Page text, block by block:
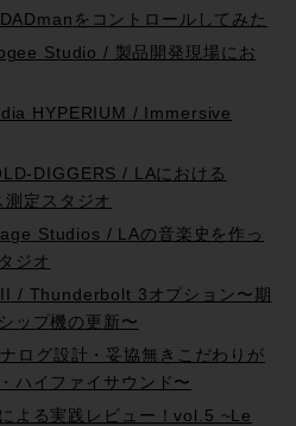
をコントロールしてみた
Studio / 製品開発現場にお
HYPERIUM / Immersive
DIGGERS / LAにおける
定スタジオ
Studios / LAの音楽史を作っ
ジオ
/ Thunderbolt 3オプション〜期
ップ機の更新〜
ログ設計・妥協無きこだわりが
ハイファイサウンド〜
よる実践レビュー！vol.5 ~Le